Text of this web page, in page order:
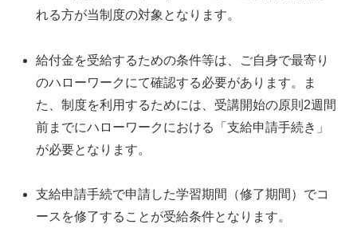
れる方が当制度の対象となります。
給付金を受給するための条件等は、ご自身で最寄り
のハローワークにて確認する必要があります。ま
た、制度を利用するためには、受講開始の原則2週間
前までにハローワークにおける「支給申請手続き」
が必要となります。
支給申請手続で申請した学習期間（修了期間）でコ
ースを修了することが受給条件となります。